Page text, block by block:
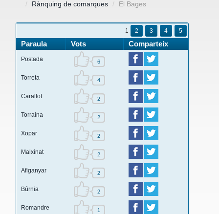
Rànquing de comarques
El Bages
1 2 3 4 5
Paraula Vots Comparteix
Postada 6
Torreta 4
Carallot 2
Torraina 2
Xopar 2
Malxinat 2
Afiganyar 2
Búrnia 2
Romandre 1